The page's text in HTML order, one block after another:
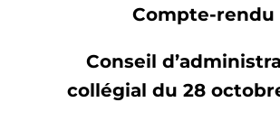
Compte-rendu
Conseil
collégial du 28